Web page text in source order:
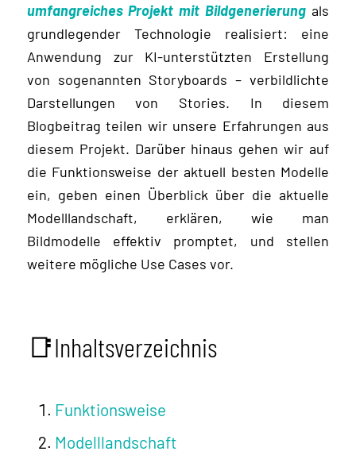
umfangreiches Projekt mit Bildgenerierungals
grundlegender Technologie realisiert: eine
Anwendung zur KI-unterstützten Erstellung
von sogenannten Storyboards – verbildlichte
Darstellungen von Stories. In diesem
Blogbeitrag teilen wir unsere Erfahrungen aus
diesem Projekt. Darüber hinaus gehen wir auf
die Funktionsweise der aktuell besten Modelle
ein, geben einen Überblick über die aktuelle
Modelllandschaft, erklären, wie man
Bildmodelle effektiv promptet, und stellen
weitere mögliche Use Cases vor.
📑Inhaltsverzeichnis
Funktionsweise
Modelllandschaft